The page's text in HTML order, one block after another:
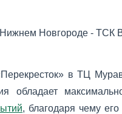
Новгороде - ТСК
в ТЦ
обладает
, благодаря чему